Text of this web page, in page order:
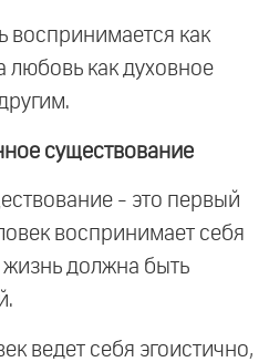
воспринимается как
любовь как духовное
существование
- это первый
воспринимает себя
жизнь должна быть
ведет себя эгоистично,